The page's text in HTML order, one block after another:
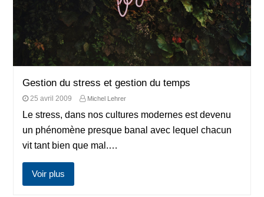
Gestion du stress et gestion du temps
25 avril 2009 Michel Lehrer
Le stress, dans nos cultures modernes est devenu
un phénomène presque banal avec lequel chacun
vit tant bien que mal.…
Voir plus